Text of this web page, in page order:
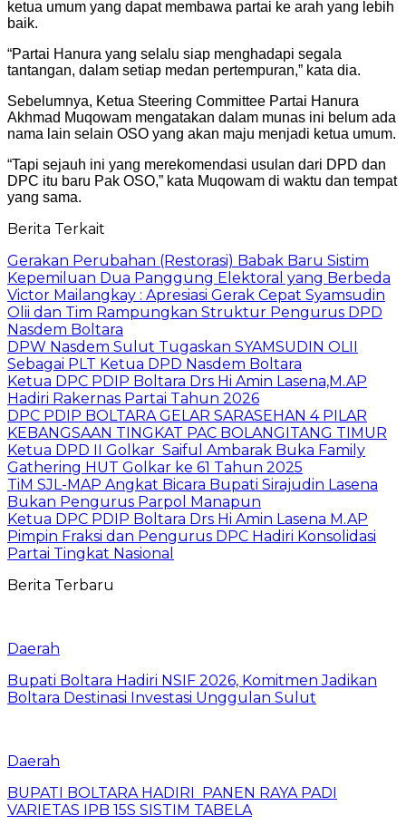
ketua umum yang dapat membawa partai ke arah yang lebih
baik.
“Partai Hanura yang selalu siap menghadapi segala
tantangan, dalam setiap medan pertempuran,” kata dia.
Sebelumnya, Ketua Steering Committee Partai Hanura
Akhmad Muqowam mengatakan dalam munas ini belum ada
nama lain selain OSO yang akan maju menjadi ketua umum.
“Tapi sejauh ini yang merekomendasi usulan dari DPD dan
DPC itu baru Pak OSO,” kata Muqowam di waktu dan tempat
yang sama.
Berita Terkait
Gerakan Perubahan (Restorasi) Babak Baru Sistim
Kepemiluan Dua Panggung Elektoral yang Berbeda
Victor Mailangkay : Apresiasi Gerak Cepat Syamsudin
Olii dan Tim Rampungkan Struktur Pengurus DPD
Nasdem Boltara
DPW Nasdem Sulut Tugaskan SYAMSUDIN OLII
Sebagai PLT Ketua DPD Nasdem Boltara
Ketua DPC PDIP Boltara Drs Hi Amin Lasena,M.AP
Hadiri Rakernas Partai Tahun 2026
DPC PDIP BOLTARA GELAR SARASEHAN 4 PILAR
KEBANGSAAN TINGKAT PAC BOLANGITANG TIMUR
Ketua DPD II Golkar Saiful Ambarak Buka Family
Gathering HUT Golkar ke 61 Tahun 2025
TiM SJL-MAP Angkat Bicara Bupati Sirajudin Lasena
Bukan Pengurus Parpol Manapun
Ketua DPC PDIP Boltara Drs Hi Amin Lasena M.AP
Pimpin Fraksi dan Pengurus DPC Hadiri Konsolidasi
Partai Tingkat Nasional
Berita Terbaru
Daerah
Bupati Boltara Hadiri NSIF 2026, Komitmen Jadikan
Boltara Destinasi Investasi Unggulan Sulut
Daerah
BUPATI BOLTARA HADIRI PANEN RAYA PADI
VARIETAS IPB 15S SISTIM TABELA